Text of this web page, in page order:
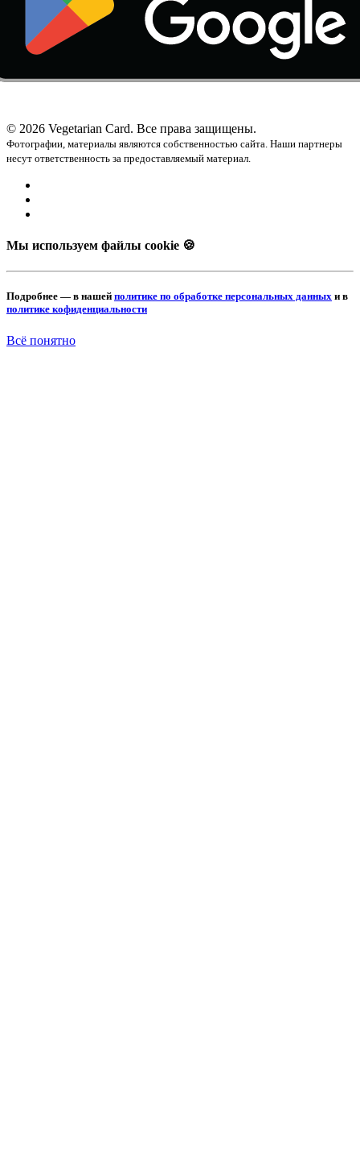
© 2026 Vegetarian Card. Все права защищены.
Фотографии, материалы являются собственностью сайта. Наши партнеры
несут ответственность за предоставляемый материал.
Мы используем файлы cookie 🍪
Подробнее — в нашей политике по обработке персональных данных и в
политике кофиденциальности
Всё понятно